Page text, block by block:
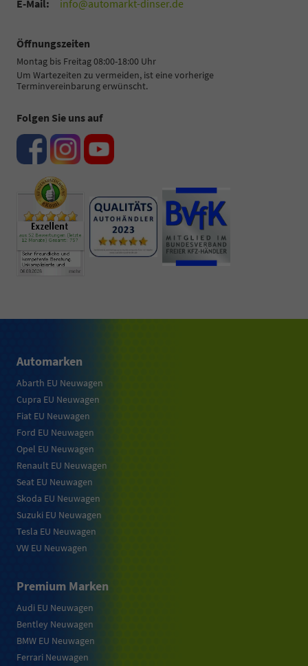
E-Mail:
info@automarkt-dinser.de
Öffnungszeiten
Montag bis Freitag 08:00-18:00 Uhr
Um Wartezeiten zu vermeiden, ist eine vorherige
Terminvereinbarung erwünscht.
Folgen Sie uns auf
Automarken
Abarth EU Neuwagen
Cupra EU Neuwagen
Fiat EU Neuwagen
Ford EU Neuwagen
Opel EU Neuwagen
Renault EU Neuwagen
Seat EU Neuwagen
Skoda EU Neuwagen
Suzuki EU Neuwagen
Tesla EU Neuwagen
VW EU Neuwagen
Premium Marken
Audi EU Neuwagen
Bentley Neuwagen
BMW EU Neuwagen
Ferrari Neuwagen